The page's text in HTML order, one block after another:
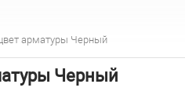
арматуры Черный
Черный